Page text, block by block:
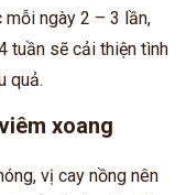
ngày 2 – 3 lần,
tuần sẽ cải thiện tình
quả.
xoang
vị cay nồng nên